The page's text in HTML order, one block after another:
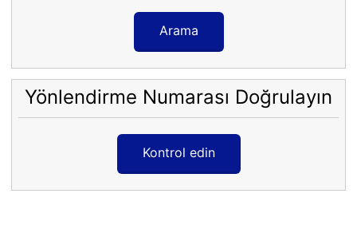
Arama
Yönlendirme Numarası Doğrulayın
Kontrol edin